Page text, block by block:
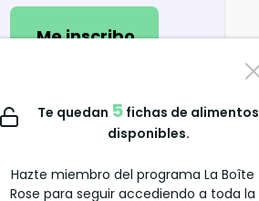
Me inscribo
Contáctanos
support@alimentation-
Te quedan 5 fichas de alimentos
disponibles.
Hazte miembro del programa La Boîte
Rose para seguir accediendo a toda la